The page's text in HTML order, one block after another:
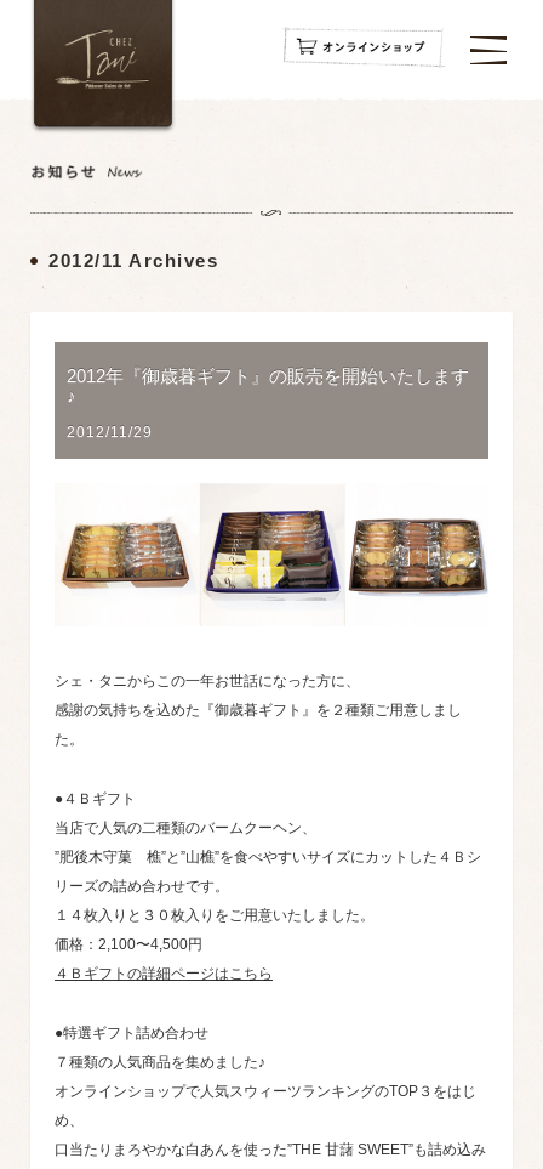
navigation
navigation
navigation
2012/11 Archives
2012年『御歳暮ギフト』の販売を開始いたします
♪
2012/11/29
シェ・タニからこの一年お世話になった方に、
感謝の気持ちを込めた『御歳暮ギフト』を２種類ご用意しまし
た。
●４Ｂギフト
当店で人気の二種類のバームクーヘン、
”肥後木守菓 樵”と”山樵”を食べやすいサイズにカットした４Ｂシ
リーズの詰め合わせです。
１４枚入りと３０枚入りをご用意いたしました。
価格：2,100〜4,500円
４Ｂギフトの詳細ページはこちら
●特選ギフト詰め合わせ
７種類の人気商品を集めました♪
オンラインショップで人気スウィーツランキングのTOP３をはじ
め、
口当たりまろやかな白あんを使った”THE 甘藷 SWEET”も詰め込み